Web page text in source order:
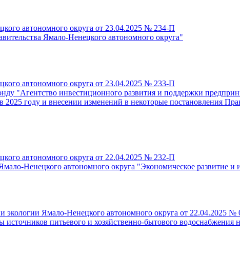
автономного округа от 23.04.2025 № 234-П
Ямало-Ненецкого автономного округа"
автономного округа от 23.04.2025 № 233-П
"Агентство инвестиционного развития и поддержки
году и внесении изменений в некоторые постановления
автономного округа от 22.04.2025 № 232-П
Ненецкого автономного округа "Экономическое развитие и
экологии Ямало-Ненецкого автономного округа от 22.04.2025 №
питьевого и хозяйственно-бытового